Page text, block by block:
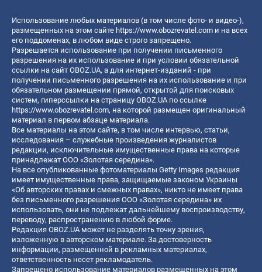
Использование любых материалов (в том числе фото- и видео-),
размещенных на этом сайте https://www.obozrevatel.com и на всех
его поддоменах, в любом виде строго запрещено.
Разрешается использование при получении письменного
разрешения на их использование и при условии обязательной
ссылки на сайт OBOZ.UA, а для интернет-изданий - при
получении письменного разрешения на их использование и при
обязательном размещении прямой, открытой для поисковых
систем, гиперссылки на страницу OBOZ.UA по ссылке
https://www.obozrevatel.com, на которой размещен оригинальный
материал в первом абзаце материала.
Все материалы на этом сайте, в том числе интервью, статьи,
исследования – служебные произведения журналистов
редакции, исключительные имущественные права на которые
принадлежат ООО «Золотая середина».
На все опубликованные фотоматериалы Getty Images редакция
имеет имущественные права, защищаемые законом Украины
«Об авторских правах и смежных правах», никто не имеет права
без письменного разрешения ООО «Золотая середина» их
использовать, они не подлежат дальнейшему воспроизводству,
переводу, распространению в любой форме.
Редакция OBOZ.UA может не разделять точку зрения,
изложенную в авторском материале. За достоверность
информации, размещенной в рекламных материалах,
ответственность несет рекламодатель.
Запрещено использование материалов размещенных на этом